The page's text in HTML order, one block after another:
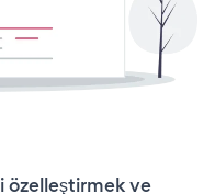
özelleştirmek ve